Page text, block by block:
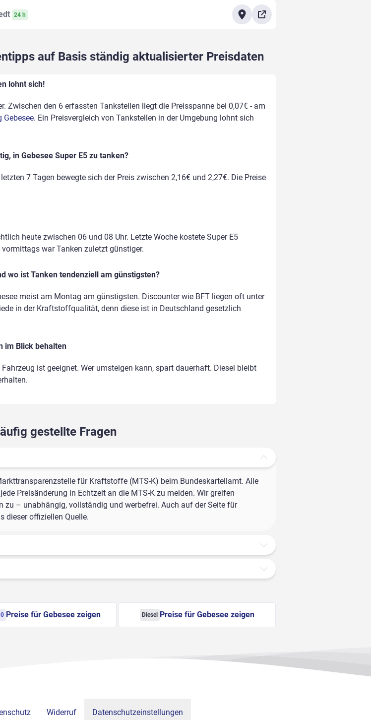
24 h
auf Basis ständig aktualisierter Preisdaten
lohnt sich!
Zwischen den 6 erfassten Tankstellen liegt die Preisspanne bei 0,07€ - am
Gebesee. Ein Preisvergleich von Tankstellen in der Umgebung lohnt sich
in Gebesee Super E5 zu tanken?
7 Tagen bewegte sich der Preis zwischen 2,16€ und 2,27€. Die Preise
heute zwischen 06 und 08 Uhr. Letzte Woche kostete Super E5
war Tanken zuletzt günstiger.
wo ist Tanken tendenziell am günstigsten?
meist am Montag am günstigsten. Discounter wie BFT liegen oft unter
in der Kraftstoffqualität, denn diese ist in Deutschland gesetzlich
im Blick behalten
ist geeignet. Wer umsteigen kann, spart dauerhaft. Diesel bleibt
gestellte Fragen
für Kraftstoffe (MTS-K) beim Bundeskartellamt. Alle
Preisänderung in Echtzeit an die MTS-K zu melden. Wir greifen
– unabhängig, vollständig und werbefrei. Auch auf der Seite für
dieser offiziellen Quelle.
Preise für Gebesee zeigen Diesel Preise für Gebesee zeigen
Widerruf Datenschutzeinstellungen